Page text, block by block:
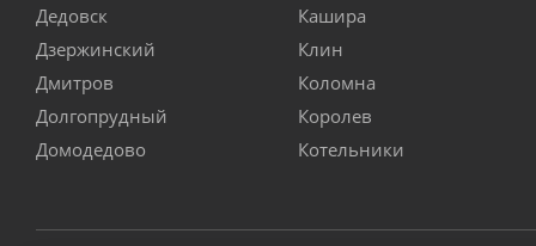
Дедовск
Дзержинский
Дмитров
Долгопрудный
Домодедово
Кашира
Клин
Коломна
Королев
Котельники